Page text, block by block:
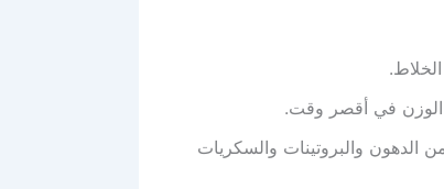
الوزن في أقصر وقت.
الدهون والبروتينات والسكريات